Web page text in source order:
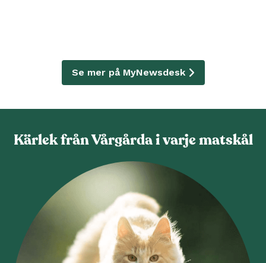
Se mer på MyNewsdesk
Kärlek från Vårgårda i varje matskål